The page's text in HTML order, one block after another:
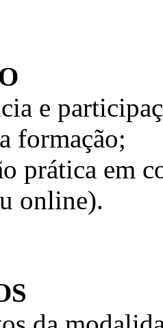
e
formação;
prática em
online).